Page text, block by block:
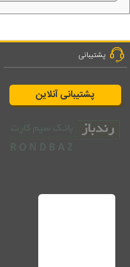
پشتیبانی
پشتیبانی آنلاین